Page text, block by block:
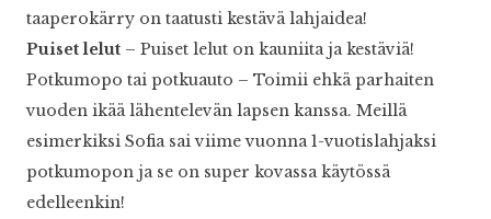
taaperokärry on taatusti kestävä lahjaidea!
Puiset lelut – Puiset lelut on kauniita ja kestäviä!
Potkumopo tai potkuauto – Toimii ehkä parhaiten
vuoden ikää lähentelevän lapsen kanssa. Meillä
esimerkiksi Sofia sai viime vuonna 1-vuotislahjaksi
potkumopon ja se on super kovassa käytössä
edelleenkin!